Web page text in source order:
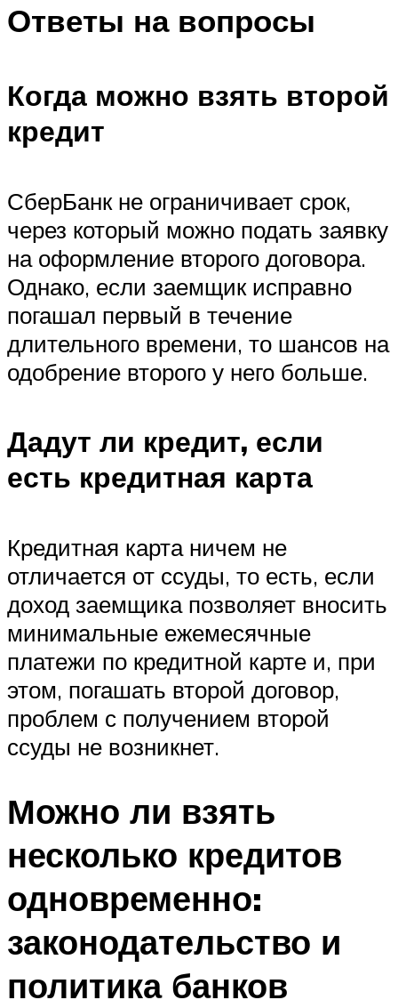
Ответы на вопросы
Когда можно взять второй
кредит
СберБанк не ограничивает срок,
через который можно подать заявку
на оформление второго договора.
Однако, если заемщик исправно
погашал первый в течение
длительного времени, то шансов на
одобрение второго у него больше.
Дадут ли кредит, если
есть кредитная карта
Кредитная карта ничем не
отличается от ссуды, то есть, если
доход заемщика позволяет вносить
минимальные ежемесячные
платежи по кредитной карте и, при
этом, погашать второй договор,
проблем с получением второй
ссуды не возникнет.
Можно ли взять
несколько кредитов
одновременно:
законодательство и
политика банков